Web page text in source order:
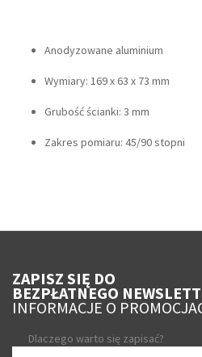
Anodyzowane aluminium
Wymiary: 169 x 63 x 73 mm
Grubość ścianki: 3 mm
Zakres pomiaru: 45/90 stopni
ZAPISZ SIĘ DO
BEZPŁATNEGO
INFORMACJE O
Dlaczego warto się zapisać?